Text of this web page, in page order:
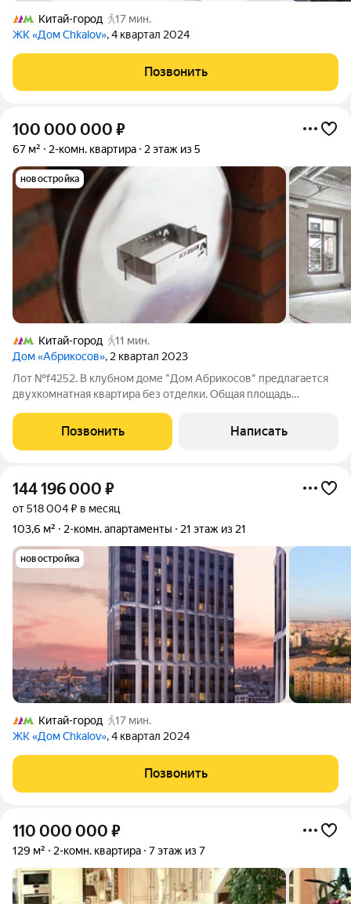
Китай-город
17 мин.
ЖК «Дом Chkalov», 4 квартал 2024
Позвонить
100 000 000 ₽
67 м² 2-комн. квартира 2 этаж из 5
новостройка
Китай-город
11 мин.
Дом «Абрикосов», 2 квартал 2023
Лот №f4252. В клубном доме "Дом Абрикосов" предлагается
двухкомнатная квартира без отделки. Общая площадь
гостиная, спальня с гардеробной два с/у. Участник ассоциации
агентств элитной
Позвонить Написать
144 196 000 ₽
от 518 004 ₽ в месяц
103,6 м²
2-комн. апартаменты 21 этаж из 21
новостройка
Китай-город
17 мин.
ЖК «Дом Chkalov», 4 квартал 2024
Позвонить
110 000 000 ₽
129 м² 2-комн. квартира 7 этаж из 7